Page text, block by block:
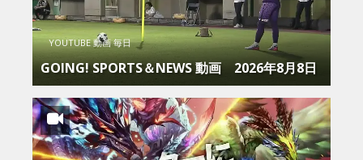
YOUTUBE 動画 毎日
GOING! SPORTS＆NEWS 動画 2026年8月8日